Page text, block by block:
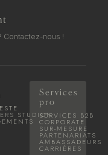
Contactez-nous !
STUDION
Services
pro
SERVICES B2B
CORPORATE
SUR-MESURE
PARTENARIATS
AMBASSADEURS
CARRIÈRES